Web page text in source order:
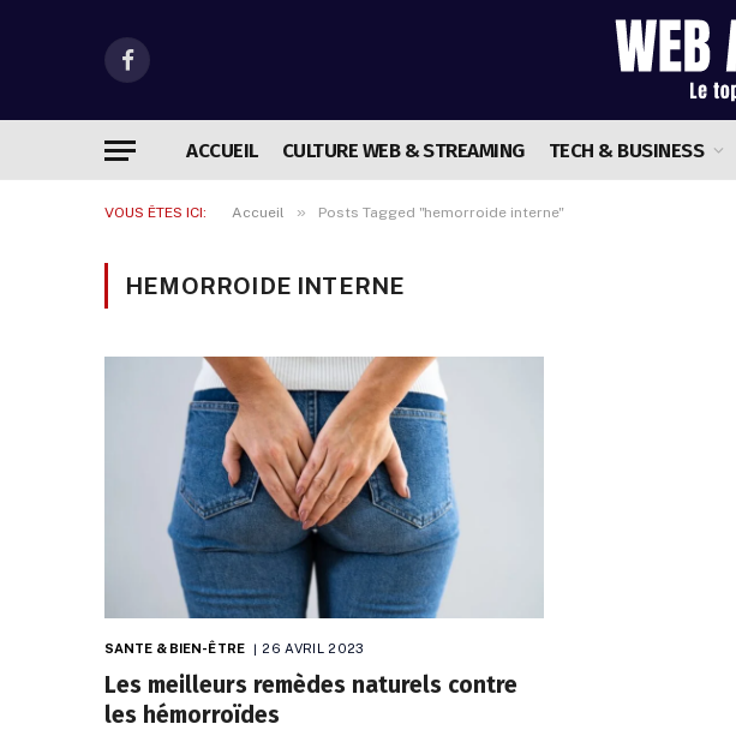
Facebook
ACCUEIL CULTURE WEB & STREAMING TECH & BUSINESS
VOUS ÊTES ICI: Accueil » Posts Tagged "hemorroide interne"
HEMORROIDE INTERNE
SANTE & BIEN-ÊTRE 26 AVRIL 2023
Les meilleurs remèdes naturels contre
les hémorroïdes